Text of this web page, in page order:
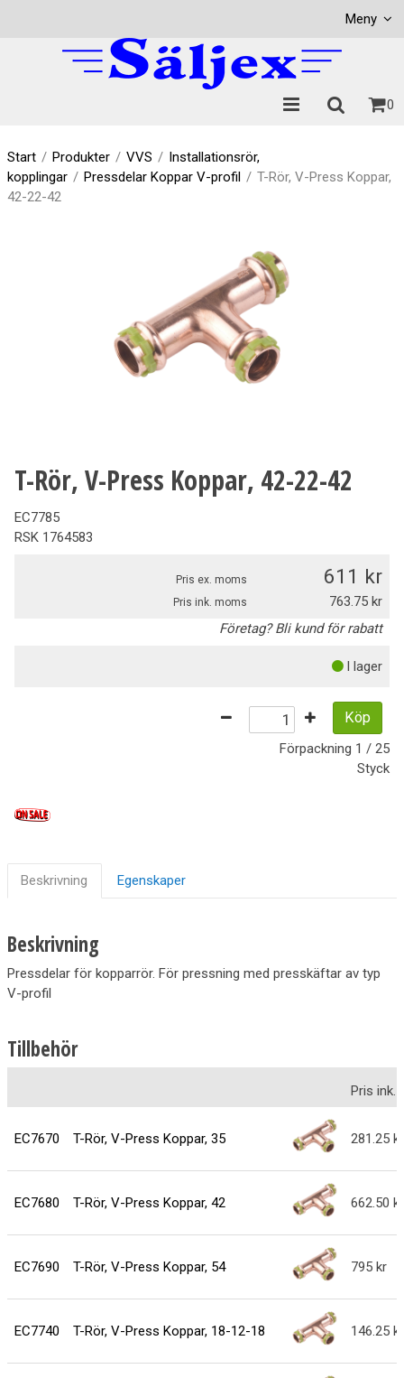
Meny
0
Start / Produkter / VVS / Installationsrör,
kopplingar / Pressdelar Koppar V-profil / T-Rör, V-Press Koppar,
42-22-42
T-Rör, V-Press Koppar, 42-22-42
EC7785
RSK 1764583
Pris ex. moms 611
Pris ink. moms
763.75
Företag? Bli kund för rabatt
I lager
Köp
Förpackning 1 / 25
Styck
Beskrivning Egenskaper
Beskrivning
Pressdelar för kopparrör. För pressning med presskäftar av typ
V-profil
Tillbehör
Pris ink.
EC7670 T-Rör, V-Press Koppar, 35 281.25
EC7680 T-Rör, V-Press Koppar, 42 662.50
EC7690 T-Rör, V-Press Koppar, 54 795
EC7740 T-Rör, V-Press Koppar, 18-12-18 146.25